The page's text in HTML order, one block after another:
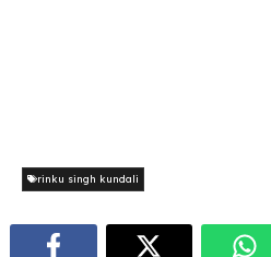
rinku singh kundali